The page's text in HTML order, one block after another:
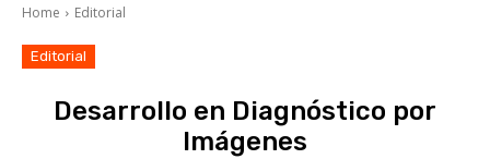
Home Editorial
Editorial
Desarrollo en Diagnóstico por
Imágenes